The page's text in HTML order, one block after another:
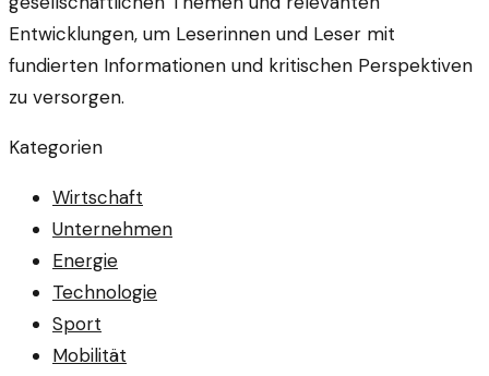
Entwicklungen, um Leserinnen und Leser mit
fundierten Informationen und kritischen Perspektiven
zu versorgen.
Kategorien
Wirtschaft
Unternehmen
Energie
Technologie
Sport
Mobilität